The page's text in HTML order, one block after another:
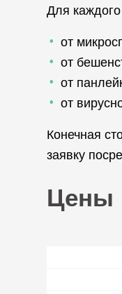
Для
от
от
от
от
Конечная
заявку
Цены